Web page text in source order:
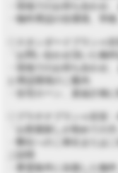
・現地でのお待ち合わせ
「お問い合わせ頂いた物
・現地でのお待ち合わせ
・住宅ローン、資金計画
「お部屋探しが初めての方
・希望条件に合致した物